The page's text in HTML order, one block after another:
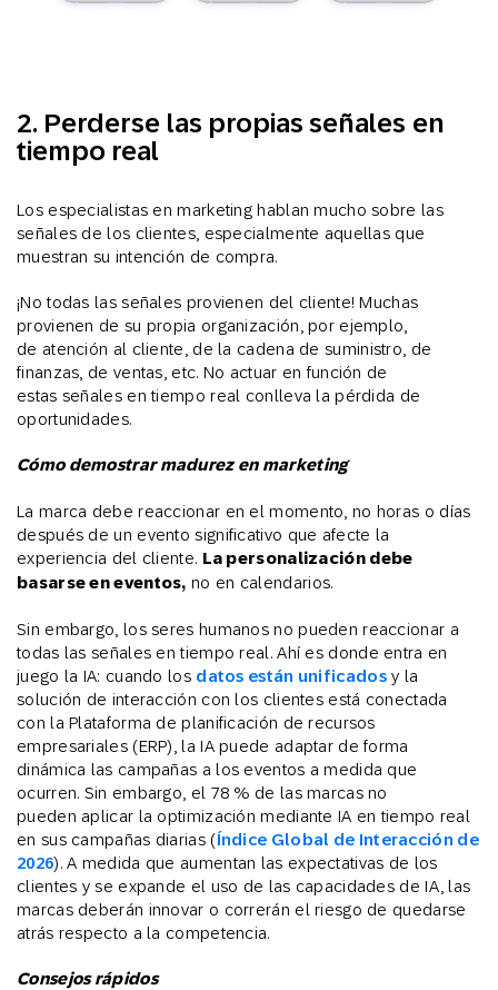
2. Perderse las propias señales en
tiempo real
Los especialistas en marketing hablan mucho sobre las
señales de los clientes, especialmente aquellas que
muestran su intención de compra.
¡No todas las señales provienen del cliente! Muchas
provienen de su propia organización, por ejemplo,
de atención al cliente, de la cadena de suministro, de
finanzas, de ventas, etc. No actuar en función de
estas señales en tiempo real conlleva la pérdida de
oportunidades.
Cómo demostrar madurez en marketing
La marca debe reaccionar en el momento, no horas o días
después de un evento significativo que afecte la
experiencia del cliente. La personalización debe
basarse en eventos, no en calendarios.
Sin embargo, los seres humanos no pueden reaccionar a
todas las señales en tiempo real. Ahí es donde entra en
juego la IA: cuando los datos están unificadosy la
solución de interacción con los clientes está conectada
con la Plataforma de planificación de recursos
empresariales (ERP), la IA puede adaptar de forma
dinámica las campañas a los eventos a medida que
ocurren. Sin embargo, el 78 % de las marcas no
pueden aplicar la optimización mediante IA en tiempo real
en sus campañas diarias (Índice Global de Interacción de
2026). A medida que aumentan las expectativas de los
clientes y se expande el uso de las capacidades de IA, las
marcas deberán innovar o correrán el riesgo de quedarse
atrás respecto a la competencia.
Consejos rápidos